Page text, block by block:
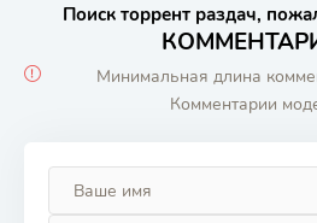
Поиск торрент раздач,
Минимальная длина
Комментарии